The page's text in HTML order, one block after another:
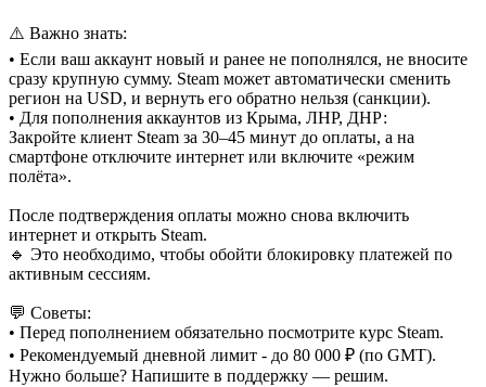
⚠️ Важно знать:
• Если ваш аккаунт новый и ранее не пополнялся, не вносите
сразу крупную сумму. Steam может автоматически сменить
регион на USD, и вернуть его обратно нельзя (санкции).
• Для пополнения аккаунтов из Крыма, ЛНР, ДНР:
Закройте клиент Steam за 30–45 минут до оплаты, а на
смартфоне отключите интернет или включите «режим
полёта».
После подтверждения оплаты можно снова включить
интернет и открыть Steam.
🔹 Это необходимо, чтобы обойти блокировку платежей по
активным сессиям.
💬 Советы:
• Перед пополнением обязательно посмотрите курс Steam.
• Рекомендуемый дневной лимит - до 80 000 ₽ (по GMT).
Нужно больше? Напишите в поддержку — решим.